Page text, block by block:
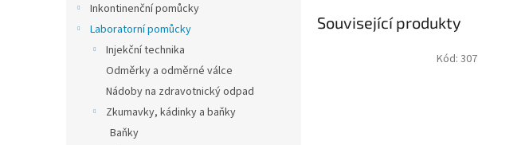
Inkontinenční pomůcky
Laboratorní pomůcky
Injekční technika
Odměrky a odměrné válce
Nádoby na zdravotnický odpad
Zkumavky, kádinky a baňky
Baňky
Související produkty
Kód: 307